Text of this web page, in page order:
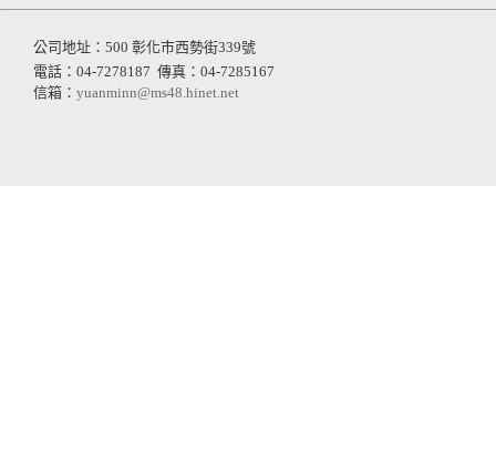
公司地址：500 彰化市西勢街339號
電話：04-7278187 傳真：04-7285167
信箱： yuanminn@ms48.hinet.net